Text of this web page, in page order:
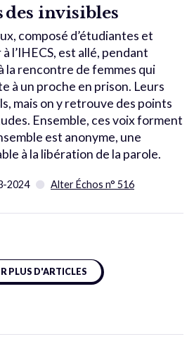
des invisibles
composé d’étudiantes et
l’IHECS, est allé, pendant
la rencontre de femmes qui
à un proche en prison. Leurs
mais on y retrouve des points
Ensemble, ces voix forment
est anonyme, une
à la libération de la parole.
2024 Alter Échos n° 516
PLUS D'ARTICLES